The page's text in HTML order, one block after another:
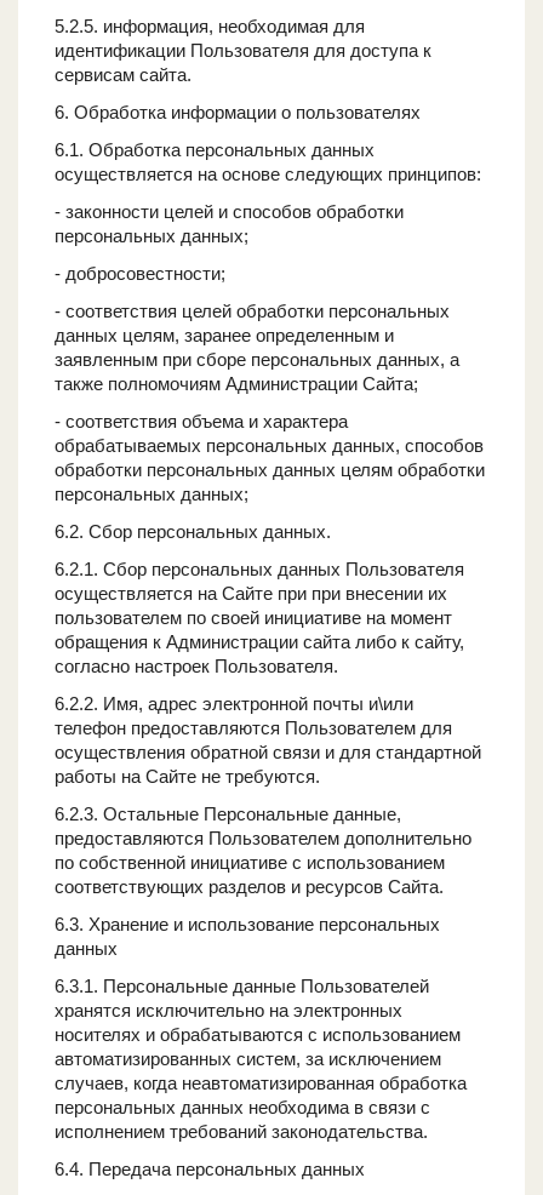
5.2.5. информация, необходимая для
идентификации Пользователя для доступа к
сервисам сайта.
6. Обработка информации о пользователях
6.1. Обработка персональных данных
осуществляется на основе следующих принципов:
- законности целей и способов обработки
персональных данных;
- добросовестности;
- соответствия целей обработки персональных
данных целям, заранее определенным и
заявленным при сборе персональных данных, а
также полномочиям Администрации Сайта;
- соответствия объема и характера
обрабатываемых персональных данных, способов
обработки персональных данных целям обработки
персональных данных;
6.2. Сбор персональных данных.
6.2.1. Сбор персональных данных Пользователя
осуществляется на Сайте при при внесении их
пользователем по своей инициативе на момент
обращения к Администрации сайта либо к сайту,
согласно настроек Пользователя.
6.2.2. Имя, адрес электронной почты и\или
телефон предоставляются Пользователем для
осуществления обратной связи и для стандартной
работы на Сайте не требуются.
6.2.3. Остальные Персональные данные,
предоставляются Пользователем дополнительно
по собственной инициативе с использованием
соответствующих разделов и ресурсов Сайта.
6.3. Хранение и использование персональных
данных
6.3.1. Персональные данные Пользователей
хранятся исключительно на электронных
носителях и обрабатываются с использованием
автоматизированных систем, за исключением
случаев, когда неавтоматизированная обработка
персональных данных необходима в связи с
исполнением требований законодательства.
6.4. Передача персональных данных